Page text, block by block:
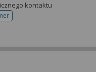
kontaktu
do rejestracji